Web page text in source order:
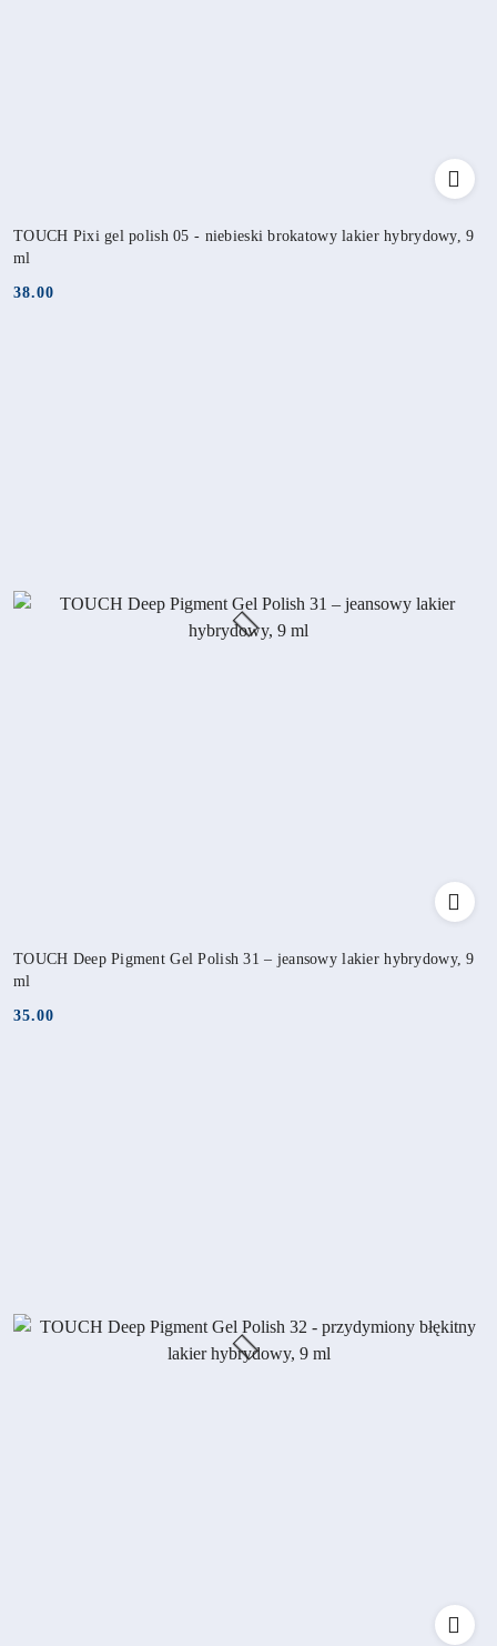
TOUCH Pixi gel polish 05 - niebieski brokatowy lakier hybrydowy, 9
ml
Cena:
38.00
TOUCH Deep Pigment Gel Polish 31 – jeansowy lakier hybrydowy, 9
ml
Cena:
35.00